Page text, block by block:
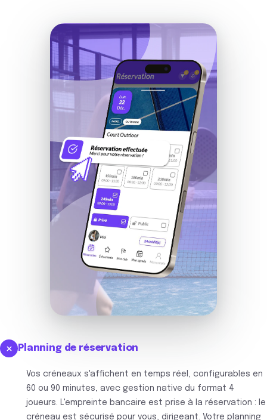
Planning de réservation
Vos créneaux s'affichent en temps réel, configurables en
60 ou 90 minutes, avec gestion native du format 4
joueurs. L'empreinte bancaire est prise à la réservation : le
créneau est sécurisé pour vous, dirigeant. Votre planning